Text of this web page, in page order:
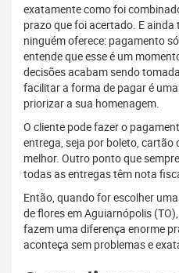
exatamente como foi
prazo que foi acertado. E
ninguém oferece: pagamento
entende que esse é um
decisões acabam sendo
facilitar a forma de pagar é
priorizar a sua homenagem.
O cliente pode fazer o
entrega, seja por boleto, cartão
melhor. Outro ponto que
todas as entregas têm nota
Então, quando for escolher
de flores em Aguiarnópolis
fazem uma diferença enorme
aconteça sem problemas e